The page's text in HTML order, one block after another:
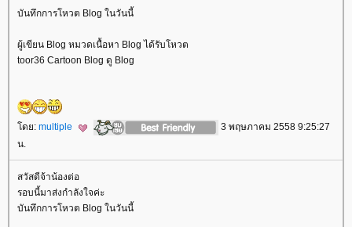
บันทึกการโหวต Blog ในวันนี้
ผู้เขียน Blog หมวดเนื้อหา Blog ได้รับโหวต
toor36 Cartoon Blog ดู Blog
ดย: multiple
3 พฤษภาคม 2558 9:25:27
น.
สวัสดีจ้าน้องต่อ
รอบนี้มาส่งกำลังใจค่ะ
บันทึกการโหวต Blog ในวันนี้